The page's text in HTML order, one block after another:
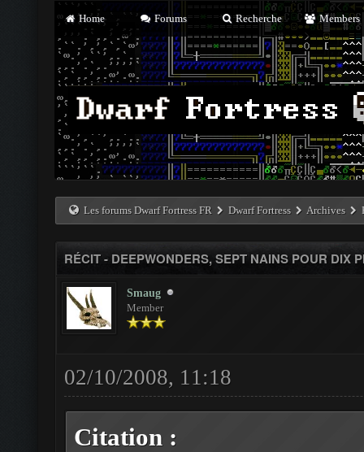
Home Forums Recherche Members
Les forums Dwarf Fortress FR Dwarf Fortress Archives
RÉCIT - DEEPWONDERS, SEPT NAINS POUR DIX
Smaug
Member
02/10/2008, 11:18
Citation :